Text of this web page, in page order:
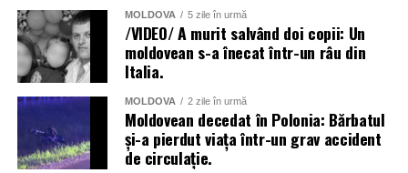
MOLDOVA 5 zile în urmă
/VIDEO/ A murit salvând doi copii: Un
moldovean s-a înecat într-un râu din
Italia.
MOLDOVA 2 zile în urmă
Moldovean decedat în Polonia: Bărbatul
și-a pierdut viața într-un grav accident
de circulație.